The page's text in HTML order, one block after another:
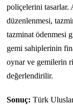
poliçelerini tasarlar.
düzenlenmesi,
tazminat ödenmesi
gemi sahiplerinin
oynar ve gemilerin
değerlendirilir.
Sonuç: Türk